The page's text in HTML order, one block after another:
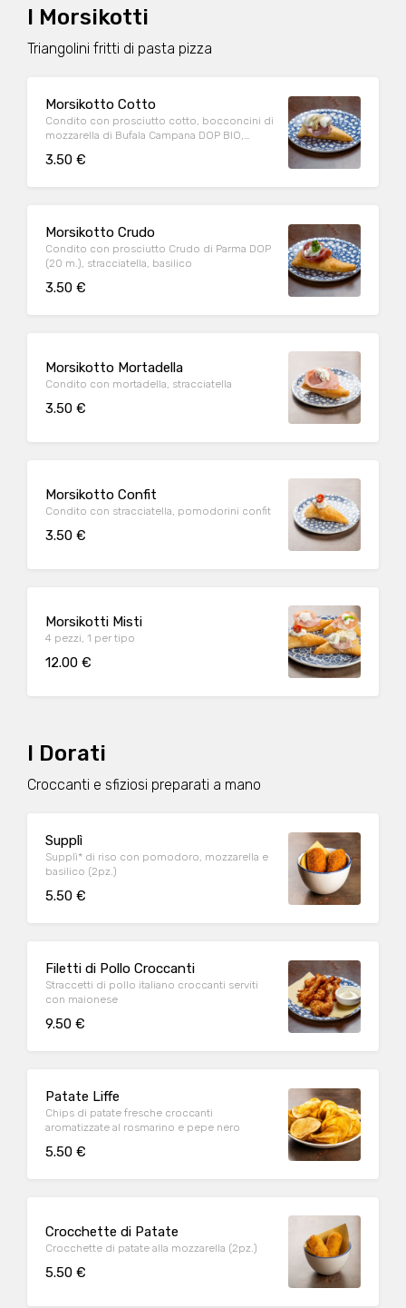
I Morsikotti
Triangolini fritti di pasta pizza
Morsikotto Cotto
Condito con prosciutto cotto, bocconcini di
mozzarella di Bufala Campana DOP BIO,
3.50 €
Morsikotto Crudo
Condito con prosciutto Crudo di Parma DOP
(20 m.), stracciatella, basilico
3.50 €
Morsikotto Mortadella
Condito con mortadella, stracciatella
3.50 €
Morsikotto Confit
Condito con stracciatella, pomodorini confit
3.50 €
Morsikotti Misti
4 pezzi, 1 per tipo
12.00 €
I Dorati
Croccanti e sfiziosi preparati a mano
Supplì
Supplì* di riso con pomodoro, mozzarella e
basilico (2pz.)
5.50 €
Filetti di Pollo Croccanti
Straccetti di pollo italiano croccanti serviti
con maionese
9.50 €
Patate Liffe
Chips di patate fresche croccanti
aromatizzate al rosmarino e pepe nero
5.50 €
Crocchette di Patate
Crocchette di patate alla mozzarella (2pz.)
5.50 €